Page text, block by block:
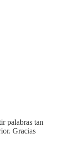
palabras tan
Gracias